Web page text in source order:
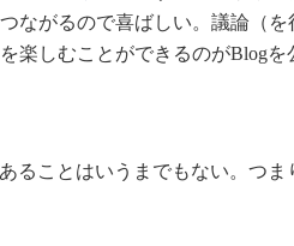
ながるので喜ばしい。議論（を
楽しむことができるのがBlog
ることはいうまでもない。つ